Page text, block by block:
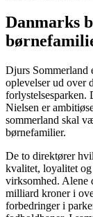
Danmarks
Djurs Sommerland
oplevelser ud over
forlystelsesparken.
Nielsen er
sommerland skal
børnefamilier.
De to direktører
kvalitet, loyalitet og
virksomhed. Alene
milliard kroner i
forbedringer i